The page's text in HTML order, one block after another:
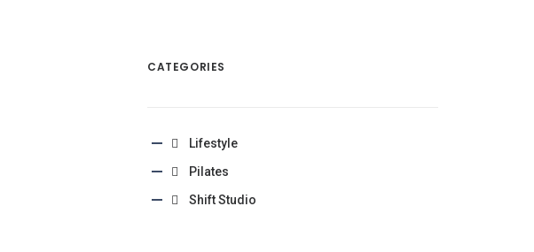
CATEGORIES
Lifestyle
Pilates
Shift Studio